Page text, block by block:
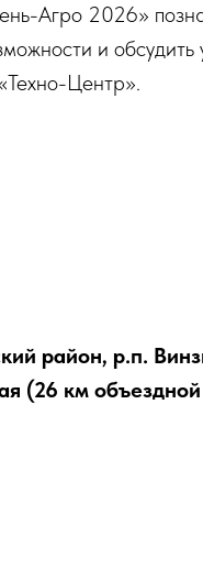
Агро 2026»
и обсудить
Центр».
район, р.п.
(26 км